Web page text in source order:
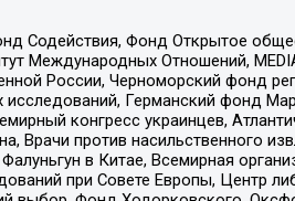
Содействия, Фонд Открытое
Отношений, MEDIA
России, Черноморский фонд
Германский фонд
конгресс украинцев,
против насильственного
в Китае, Всемирная
при Совете Европы, Центр